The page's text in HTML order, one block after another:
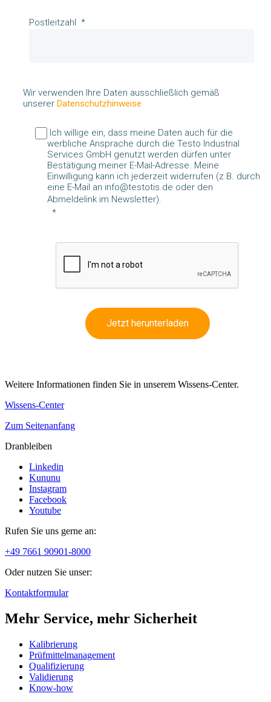
Postleitzahl
Wir verwenden Ihre Daten ausschließlich gemäß
unserer Datenschutzhinweise
Ich willige ein, dass meine Daten auch für die
werbliche Ansprache durch die Testo Industrial
Services GmbH genutzt werden dürfen unter
Bestätigung meiner E-Mail-Adresse. Meine
Einwilligung kann ich jederzeit widerrufen (z.B. durch
eine E-Mail an info@testotis.de oder den
Abmeldelink im Newsletter).
Jetzt herunterladen
Weitere Informationen finden Sie in unserem Wissens-Center.
Wissens-Center
Zum Seitenanfang
Dranbleiben
Linkedin
Kununu
Instagram
Facebook
Youtube
Rufen Sie uns gerne an:
+49 7661 90901-8000
Oder nutzen Sie unser:
Kontaktformular
Mehr Service, mehr Sicherheit
Kalibrierung
Prüfmittelmanagement
Qualifizierung
Validierung
Know-how